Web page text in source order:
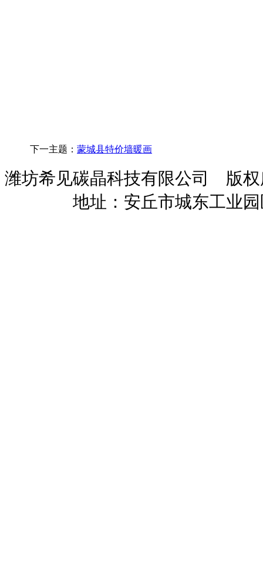
下一主题： 蒙城县特价墙暖画
潍坊希见碳晶科技有限公司
地址：安丘市城东工业